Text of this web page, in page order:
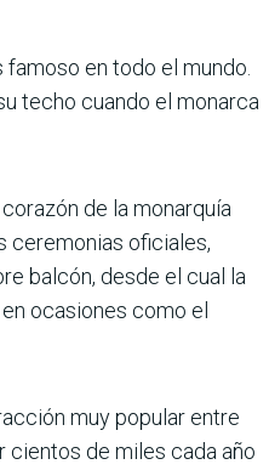
en todo el mundo.
techo cuando el monarca
de la monarquía
ceremonias oficiales,
balcón, desde el cual la
ocasiones como el
muy popular entre
cientos de miles cada año